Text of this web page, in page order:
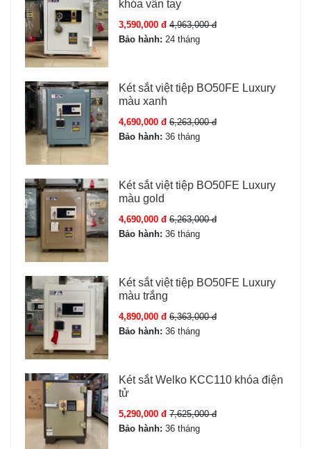
hết pin
Bảo hành & dịch vụ tại Sài Gòn
Bảo hành chính hãng 24 tháng, hỗ trợ kỹ thuật tận nơi
Giao hàng và lắp đặt miễn phí khu vực TP.HCM
Ship COD toàn quốc, kho Sài Gòn xuất hàng 24h
Hỗ trợ trả góp 0%, cam kết hàng chính hãng 100%
LB68 S7II Pro dành cho ai?
Két LB68 S7II Pro là lựa chọn phù hợp cho công ty,
doanh nghiệp, showroom. Khách hàng tại Sài Gòn,
miền Nam và toàn quốc đều có thể đặt mua trực tiếp,
được tư vấn kỹ thuật và giao tận nơi.
Thông số kỹ thuật Két sắt Liberty
khóa vân tay
3,590,000 đ 4,963,000 đ
Bảo hành: 24 tháng
Két sắt việt tiệp BO50FE Luxury
màu xanh
4,690,000 đ 6,263,000 đ
Bảo hành: 36 tháng
Két sắt việt tiệp BO50FE Luxury
màu gold
4,690,000 đ 6,263,000 đ
Bảo hành: 36 tháng
Két sắt việt tiệp BO50FE Luxury
màu trắng
4,890,000 đ 6,363,000 đ
Bảo hành: 36 tháng
Két sắt Welko KCC110 khóa điện
tử
5,290,000 đ 7,625,000 đ
Bảo hành: 36 tháng